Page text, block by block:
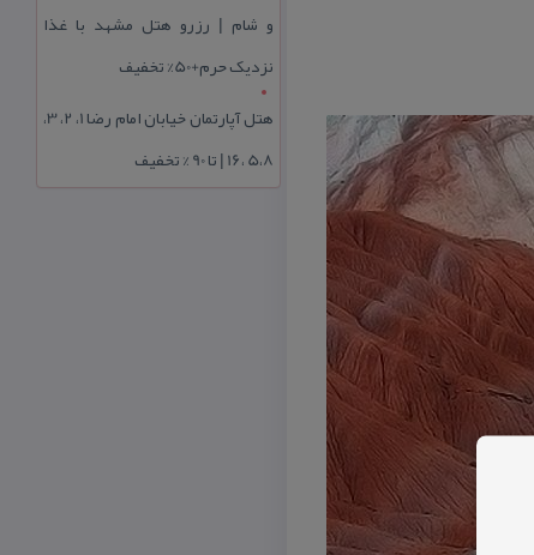
و شام | رزرو هتل مشهد با غذا
نزدیک حرم+50% تخفیف
هتل آپارتمان خیابان امام رضا 1، 2، 3،
5،8 ،16 | تا 90 % تخفیف